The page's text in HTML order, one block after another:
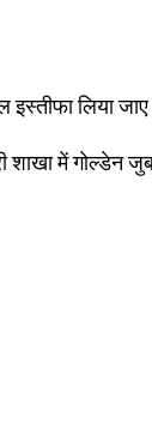
लिया
में गोल्डेन